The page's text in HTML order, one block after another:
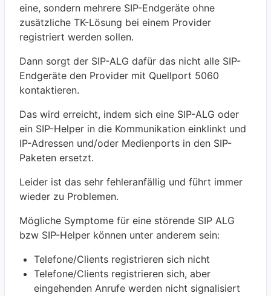
eine, sondern mehrere SIP-Endgeräte ohne
zusätzliche TK-Lösung bei einem Provider
registriert werden sollen.
Dann sorgt der SIP-ALG dafür das nicht alle SIP-
Endgeräte den Provider mit Quellport 5060
kontaktieren.
Das wird erreicht, indem sich eine SIP-ALG oder
ein SIP-Helper in die Kommunikation einklinkt und
IP-Adressen und/oder Medienports in den SIP-
Paketen ersetzt.
Leider ist das sehr fehleranfällig und führt immer
wieder zu Problemen.
Mögliche Symptome für eine störende SIP ALG
bzw SIP-Helper können unter anderem sein:
Telefone/Clients registrieren sich nicht
Telefone/Clients registrieren sich, aber
eingehenden Anrufe werden nicht signalisiert